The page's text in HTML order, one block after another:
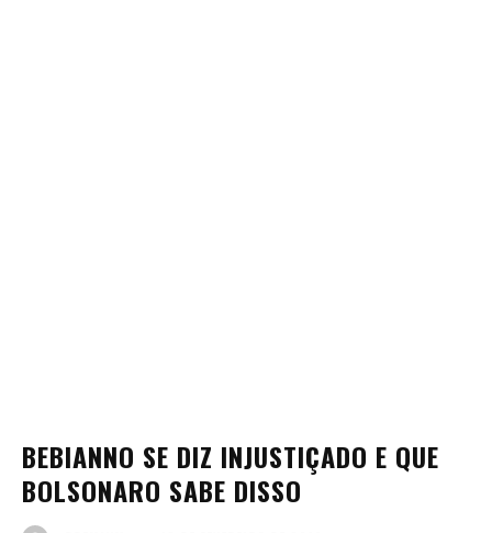
BEBIANNO SE DIZ INJUSTIÇADO E QUE
BOLSONARO SABE DISSO